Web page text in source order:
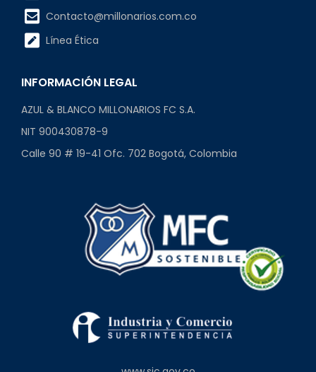
Contacto@millonarios.com.co
Línea Ética
INFORMACIÓN LEGAL
AZUL & BLANCO MILLONARIOS FC S.A.
NIT 900430878-9
Calle 90 # 19-41 Ofc. 702 Bogotá, Colombia